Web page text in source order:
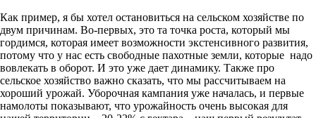
Как пример, я бы хотел остановиться на сельском хозяйстве по
двум причинам. Во-первых, это та точка роста, который мы
гордимся, которая имеет возможности экстенсивного развития,
потому что у нас есть свободные пахотные земли, которые надо
вовлекать в оборот. И это уже дает динамику. Также про
сельское хозяйство важно сказать, что мы рассчитываем на
хороший урожай. Уборочная кампания уже началась, и первые
намолоты показывают, что урожайность очень высокая для